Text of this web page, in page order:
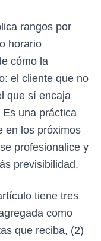
rangos por
horario
cómo la
el cliente que no
que sí encaja
Es una práctica
en los próximos
profesionalice y
previsibilidad.
tiene tres
como
que reciba, (2)